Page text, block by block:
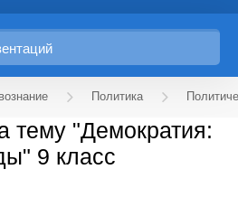
Политика
тему "Демократия:
9 класс